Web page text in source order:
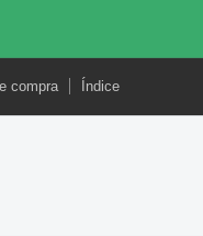
compra Índice